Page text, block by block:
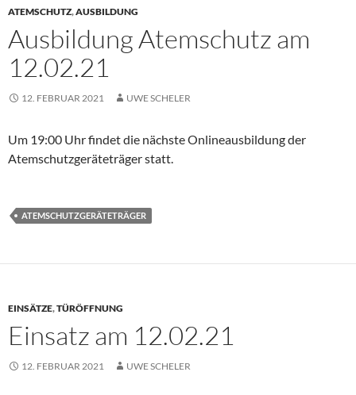
ATEMSCHUTZ,AUSBILDUNG
Ausbildung Atemschutz am
12.02.21
12. FEBRUAR 2021 UWE SCHELER
Um 19:00 Uhr findet die nächste Onlineausbildung der
Atemschutzgeräteträger statt.
ATEMSCHUTZGERÄTETRÄGER
EINSÄTZE,TÜRÖFFNUNG
Einsatz am 12.02.21
12. FEBRUAR 2021 UWE SCHELER